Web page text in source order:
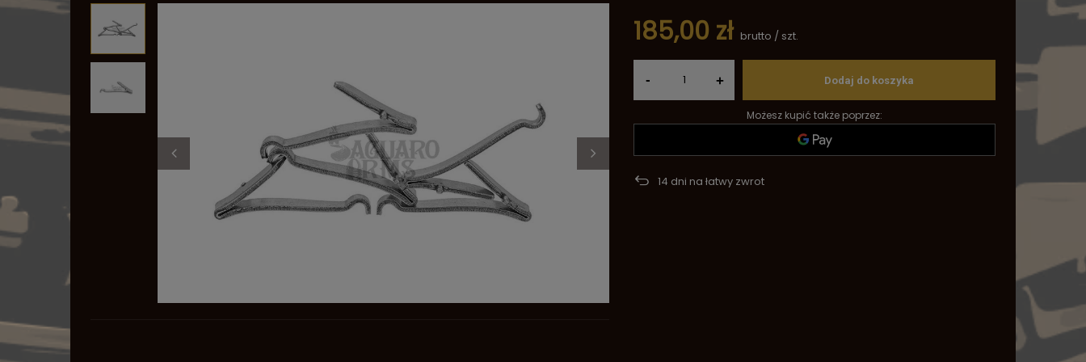
185,00 zł brutto / szt.
- + Dodaj do koszyka
Możesz kupić także poprzez:
14 dni na łatwy zwrot